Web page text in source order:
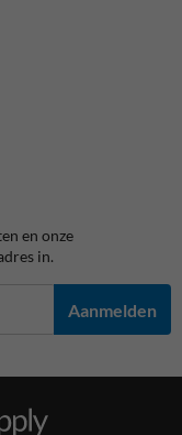
en onze
in.
Aanmelden